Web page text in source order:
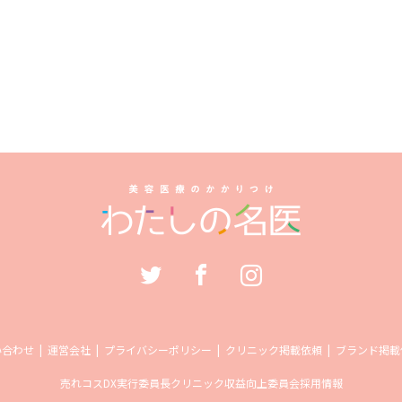
わせ 運営会社 プライバシーポリシー クリニック掲載依頼 ブランド掲
売れコスDX実行委員長クリニック収益向上委員会採用情報